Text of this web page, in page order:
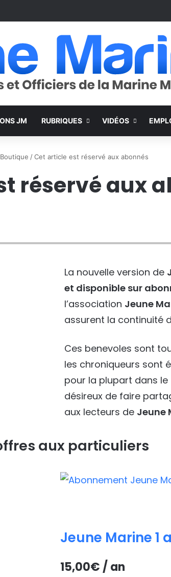
JM RUBRIQUES VIDÉOS
Boutique / Cet article est réservé aux abonnés
réservé aux
La nouvelle version de
et disponible sur
l’association Jeune
assurent la continuité
Ces benevoles sont
les chroniqueurs sont
pour la plupart dans
désireux de faire
aux lecteurs de Jeune
aux particuliers
Jeune Marine 1
15,00€ / an